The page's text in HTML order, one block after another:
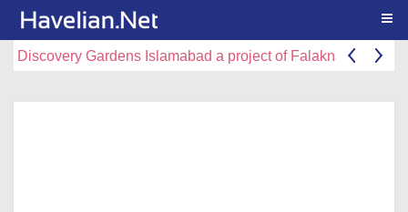
Discovery Gardens Islamabad a project of Falaknaz Group